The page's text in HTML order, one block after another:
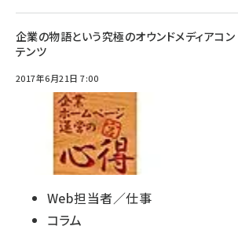
企業の物語という究極のオウンドメディアコン
テンツ
2017年6月21日 7:00
Web担当者／仕事
コラム